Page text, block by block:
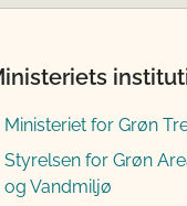
Ministeriet for Grøn
Styrelsen for Grøn
og Vandmiljø